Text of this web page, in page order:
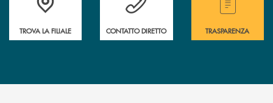
TROVA LA FILIALE CONTATTO DIRETTO TRASPARENZA